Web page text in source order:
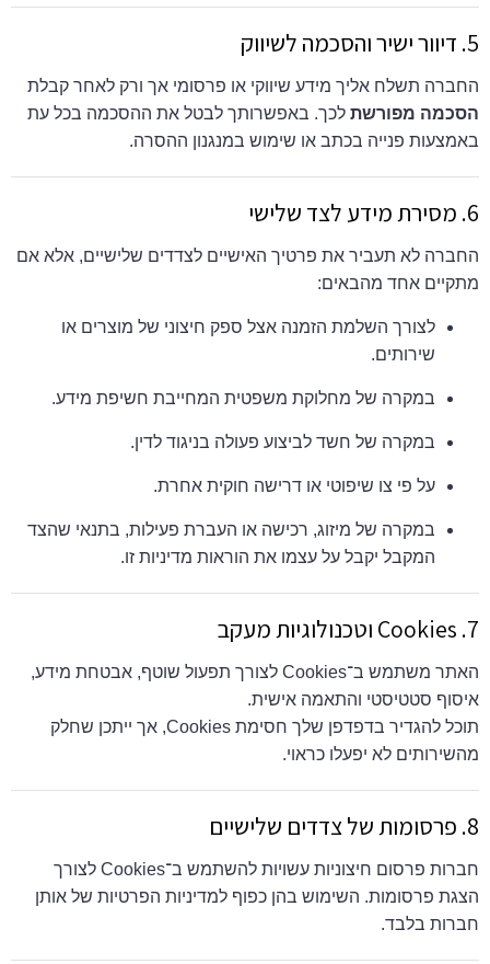
5. דיוור ישיר והסכמה לשיווק
החברה תשלח אליך מידע שיווקי או פרסומי אך ורק לאחר קבלת
הסכמה מפורשת לכך. באפשרותך לבטל את ההסכמה בכל עת
באמצעות פנייה בכתב או שימוש במנגנון ההסרה.
6. מסירת מידע לצד שלישי
החברה לא תעביר את פרטיך האישיים לצדדים שלישיים, אלא אם
מתקיים אחד מהבאים:
לצורך השלמת הזמנה אצל ספק חיצוני של מוצרים או
שירותים.
במקרה של מחלוקת משפטית המחייבת חשיפת מידע.
במקרה של חשד לביצוע פעולה בניגוד לדין.
על פי צו שיפוטי או דרישה חוקית אחרת.
במקרה של מיזוג, רכישה או העברת פעילות, בתנאי שהצד
המקבל יקבל על עצמו את הוראות מדיניות זו.
7. Cookies וטכנולוגיות מעקב
האתר משתמש ב־Cookies לצורך תפעול שוטף, אבטחת מידע,
איסוף סטטיסטי והתאמה אישית.
תוכל להגדיר בדפדפן שלך חסימת Cookies, אך ייתכן שחלק
מהשירותים לא יפעלו כראוי.
8. פרסומות של צדדים שלישיים
חברות פרסום חיצוניות עשויות להשתמש ב־Cookies לצורך
הצגת פרסומות. השימוש בהן כפוף למדיניות הפרטיות של אותן
חברות בלבד.